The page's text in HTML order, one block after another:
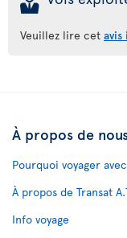
Veuillez lire cet
À propos de
Pourquoi voyager
À propos de Transat
Info voyage